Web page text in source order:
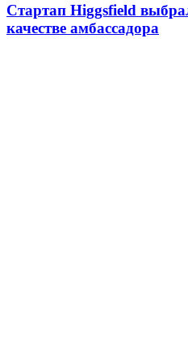
Стартап Higgsfield
качестве амбассадора